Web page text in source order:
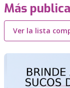
Más
Ver la lista